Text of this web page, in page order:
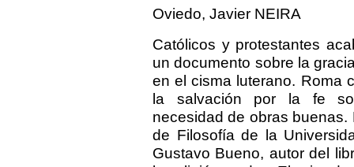
Oviedo, Javier NEIRA
Católicos y protestantes
un documento sobre la
en el cisma luterano. Roma
la salvación por la fe
necesidad de obras buenas.
de Filosofía de la
Gustavo Bueno, autor del